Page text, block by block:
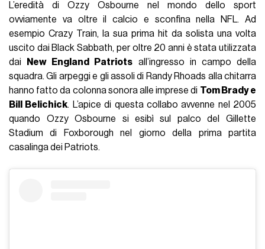
L’eredità di Ozzy Osbourne nel mondo dello sport
ovviamente va oltre il calcio e sconfina nella NFL. Ad
esempio Crazy Train, la sua prima hit da solista una volta
uscito dai Black Sabbath, per oltre 20 anni è stata utilizzata
dai
New England Patriots all’ingresso in campo della
squadra. Gli arpeggi e gli assoli di Randy Rhoads alla chitarra
hanno fatto da colonna sonora alle imprese di Tom Brady e
Bill Belichick. L’apice di questa collabo avvenne nel 2005
quando Ozzy Osbourne si esibì sul palco del Gillette
Stadium di Foxborough nel giorno della prima partita
casalinga dei Patriots.